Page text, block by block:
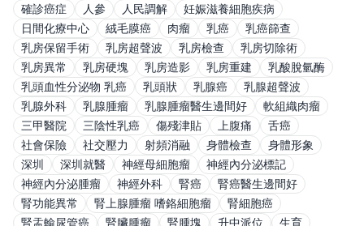
確診癌症
人參 人民調解
妊娠滋養細胞疾病
日間化療中心
絨毛膜癌 肉瘤 乳癌
乳癌篩查
乳房保留手術
乳房超聲波 乳房檢查
乳房切除術
乳房異常
乳房硬塊 乳房造影 乳房重建
乳酸脫氫酶
乳頭血性分泌物 乳癌
乳頭狀 乳腺癌
乳腺超聲波
乳腺外科
乳腺腫瘤 乳腺腫瘤醫生邊間好
軟組織肉瘤
三甲醫院
三陰性乳癌 傷殘津貼 上腹痛
舌癌
社會保險
社交壓力 射頻消融 身體檢查
身體形象
深圳
深圳就醫 神經母細胞瘤
神經內分泌標記
神經內分泌腫瘤
神經外科 腎癌
腎癌醫生邊間好
腎功能異常
腎上腺腫瘤 嗜鉻細胞瘤
腎細胞癌
腎盂輸尿管癌
腎臟腫瘤 腎腫塊 升中派位 生育